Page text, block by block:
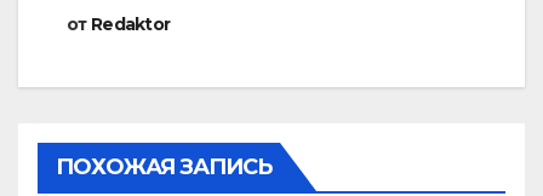
от Redaktor
ПОХОЖАЯ ЗАПИСЬ